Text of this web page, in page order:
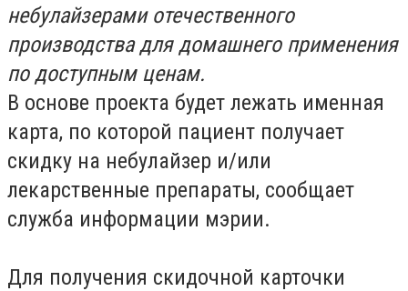
небулайзерами отечественного
производства для домашнего применения
по доступным ценам.
В основе проекта будет лежать именная
карта, по которой пациент получает
скидку на небулайзер и/или
лекарственные препараты, сообщает
служба информации мэрии.
Для получения скидочной карточки